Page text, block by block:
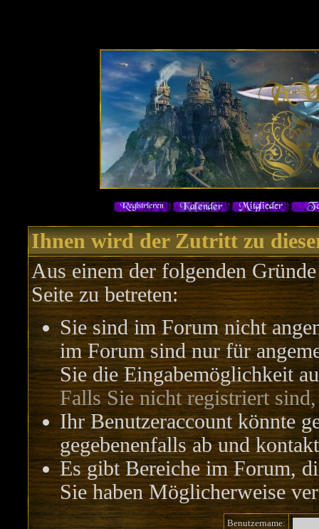
Ihnen wird der Zutritt zu
Aus einem der folgenden
Seite zu betreten:
Sie sind im Forum nicht
im Forum sind nur für
Sie die Eingabemöglichkeit
Falls Sie nicht registriert
Ihr Benutzeraccount könnte
gegebenenfalls ab und
Es gibt Bereiche im Forum,
Sie haben Möglicherweise
Benutzername: